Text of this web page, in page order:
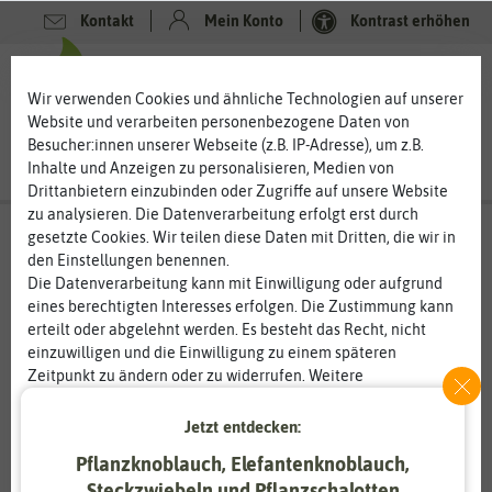
Kontakt Mein Konto Kontrast erhöhen
Wir verwenden Cookies und ähnliche Technologien auf unserer
Website und verarbeiten personenbezogene Daten von
Besucher:innen unserer Webseite (z.B. IP-Adresse), um z.B.
Inhalte und Anzeigen zu personalisieren, Medien von
Drittanbietern einzubinden oder Zugriffe auf unsere Website
zu analysieren. Die Datenverarbeitung erfolgt erst durch
gesetzte Cookies. Wir teilen diese Daten mit Dritten, die wir in
den Einstellungen benennen.
Die Datenverarbeitung kann mit Einwilligung oder aufgrund
eines berechtigten Interesses erfolgen. Die Zustimmung kann
erteilt oder abgelehnt werden. Es besteht das Recht, nicht
einzuwilligen und die Einwilligung zu einem späteren
Zeitpunkt zu ändern oder zu widerrufen. Weitere
Informationen zur Verwendung personenbezogener Daten und
den Diensten erklären wir in unsererDaten­schutz­erklärung
Essenziell Statistik
Jetzt entdecken:
Pflanzknoblauch, Elefantenknoblauch,